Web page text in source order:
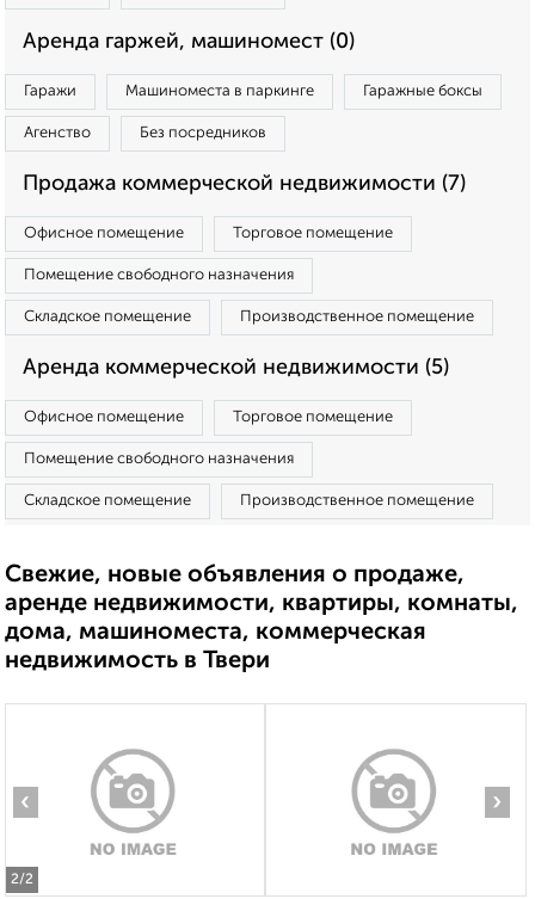
Аренда гаржей, машиномест (0)
Гаражи Машиноместа в паркинге Гаражные боксы
Агенство Без посредников
Продажа коммерческой недвижимости (7)
Офисное помещение Торговое помещение
Помещение свободного назначения
Складское помещение Производственное помещение
Аренда коммерческой недвижимости (5)
Офисное помещение Торговое помещение
Помещение свободного назначения
Складское помещение Производственное помещение
Свежие, новые объявления о продаже,
аренде недвижимости, квартиры, комнаты,
дома, машиноместа, коммерческая
недвижимость в Твери
2/2
‹ ›